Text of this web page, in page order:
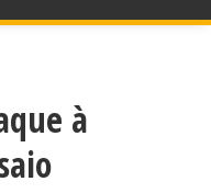
à